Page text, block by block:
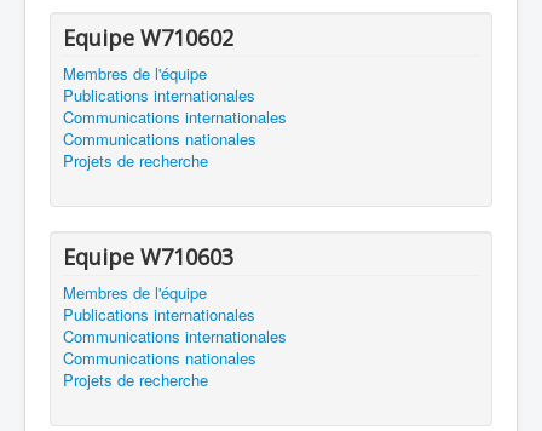
Equipe W710602
Membres de l'équipe
Publications internationales
Communications internationales
Communications nationales
Projets de recherche
Equipe W710603
Membres de l'équipe
Publications internationales
Communications internationales
Communications nationales
Projets de recherche